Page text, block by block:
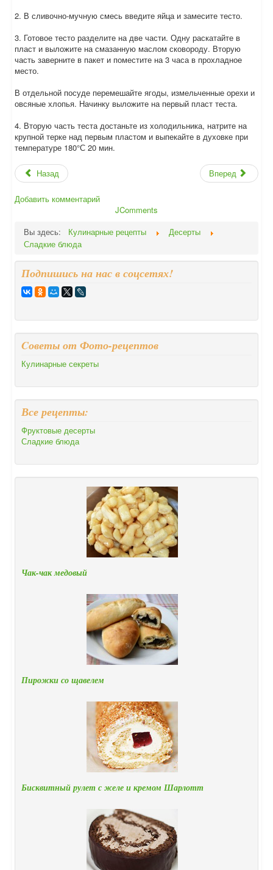
2. В сливочно-мучную смесь введите яйца и замесите тесто.
3. Готовое тесто разделите на две части. Одну раскатайте в
пласт и выложите на смазанную маслом сковороду. Вторую
часть заверните в пакет и поместите на 3 часа в прохладное
место.
В отдельной посуде перемешайте ягоды, измельченные орехи и
овсяные хлопья. Начинку выложите на первый пласт теста.
4. Вторую часть теста достаньте из холодильника, натрите на
крупной терке над первым пластом и выпекайте в духовке при
температуре 180°С 20 мин.
Назад Вперед
Добавить комментарий
JComments
Вы здесь:
Кулинарные рецепты
Десерты
Сладкие блюда
Подпишись на нас в соцсетях!
Cоветы от Фото-рецептов
Кулинарные секреты
Все рецепты:
Фруктовые десерты
Сладкие блюда
Чак-чак медовый
Пирожки со щавелем
Бисквитный рулет с желе и кремом Шарлотт